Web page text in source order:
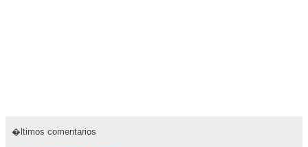
�ltimos comentarios